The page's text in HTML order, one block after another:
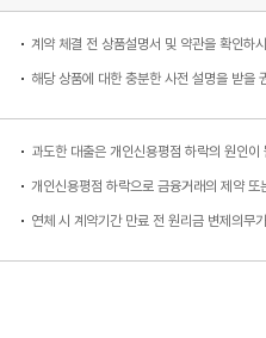
계약 체결 전 상품설명서 및 약관을 확인하
해당 상품에 대한 충분한 사전 설명을 받을
과도한 대출은 개인신용평점 하락의 원인이
개인신용평점 하락으로 금융거래의 제약
연체 시 계약기간 만료 전 원리금 변제의무